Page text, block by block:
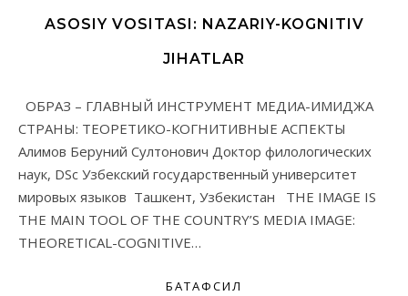
ASOSIY VOSITASI: NAZARIY-KOGNITIV
JIHATLAR
ОБРАЗ – ГЛАВНЫЙ ИНСТРУМЕНТ МЕДИА-ИМИДЖА
СТРАНЫ: ТЕОРЕТИКО-КОГНИТИВНЫЕ АСПЕКТЫ
Алимов Беруний Султонович Доктор филологических
наук, DSc Узбекский государственный университет
мировых языков Ташкент, Узбекистан THE IMAGE IS
THE MAIN TOOL OF THE COUNTRY’S MEDIA IMAGE:
THEORETICAL-COGNITIVE…
БАТАФСИЛ